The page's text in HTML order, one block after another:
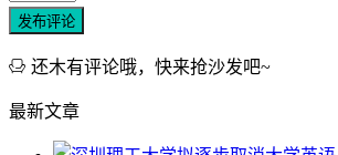
发布评论
还木有评论哦，快来抢沙发吧~
最新文章